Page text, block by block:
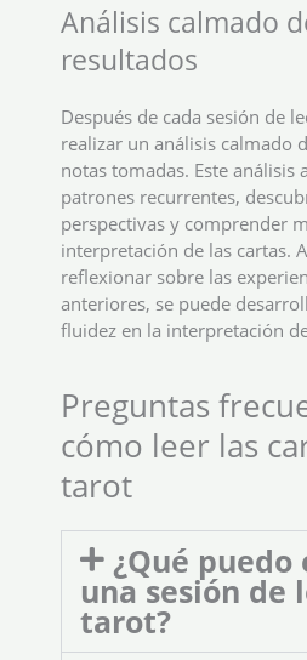
Análisis calmado
resultados
Después de cada sesión de
realizar un análisis calmado
notas tomadas. Este análisis
patrones recurrentes,
perspectivas y comprender
interpretación de las cartas.
reflexionar sobre las
anteriores, se puede
fluidez en la interpretación
Preguntas
cómo leer las
tarot
¿Qué puedo
una sesión de
tarot?